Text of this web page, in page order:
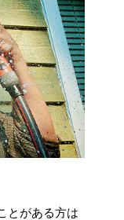
とがある方は